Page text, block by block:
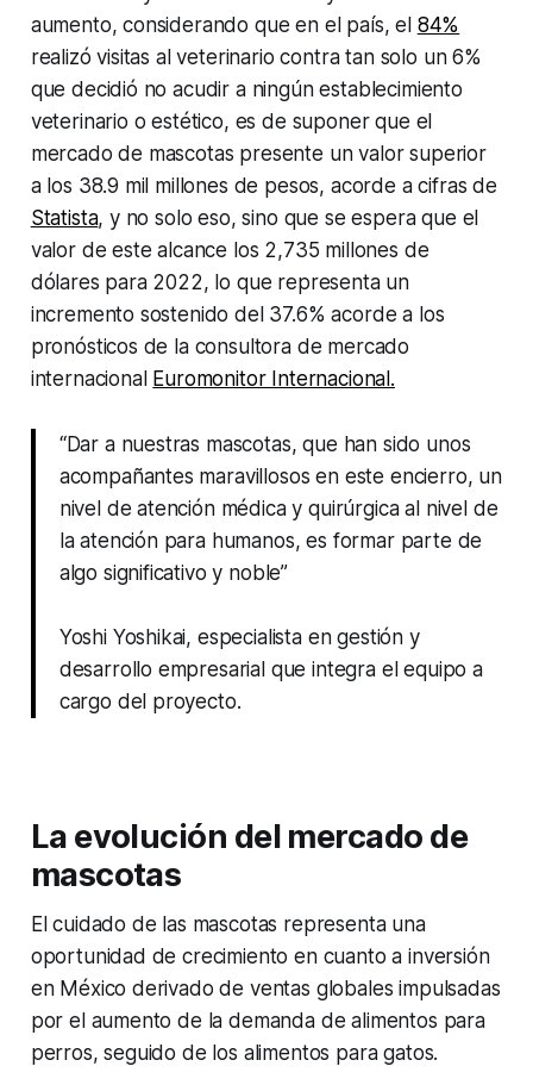
aumento, considerando que en el país, el 84%
realizó visitas al veterinario contra tan solo un 6%
que decidió no acudir a ningún establecimiento
veterinario o estético, es de suponer que el
mercado de mascotas presente un valor superior
a los 38.9 mil millones de pesos, acorde a cifras de
Statista, y no solo eso, sino que se espera que el
valor de este alcance los 2,735 millones de
dólares para 2022, lo que representa un
incremento sostenido del 37.6% acorde a los
pronósticos de la consultora de mercado
internacional Euromonitor Internacional.
“Dar a nuestras mascotas, que han sido unos
acompañantes maravillosos en este encierro, un
nivel de atención médica y quirúrgica al nivel de
la atención para humanos, es formar parte de
algo significativo y noble”
Yoshi Yoshikai, especialista en gestión y
desarrollo empresarial que integra el equipo a
cargo del proyecto.
La evolución del mercado de
mascotas
El cuidado de las mascotas representa una
oportunidad de crecimiento en cuanto a inversión
en México derivado de ventas globales impulsadas
por el aumento de la demanda de alimentos para
perros, seguido de los alimentos para gatos.